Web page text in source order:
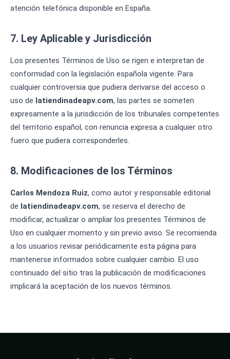
atención telefónica disponible en España.
7. Ley Aplicable y Jurisdicción
Los presentes Términos de Uso se rigen e interpretan de
conformidad con la legislación española vigente. Para
cualquier controversia que pudiera derivarse del acceso o
uso de latiendinadeapv.com, las partes se someten
expresamente a la jurisdicción de los tribunales competentes
del territorio español, con renuncia expresa a cualquier otro
fuero que pudiera corresponderles.
8. Modificaciones de los Términos
Carlos Mendoza Ruiz, como autor y responsable editorial
de latiendinadeapv.com, se reserva el derecho de
modificar, actualizar o ampliar los presentes Términos de
Uso en cualquier momento y sin previo aviso. Se recomienda
a los usuarios revisar periódicamente esta página para
mantenerse informados sobre cualquier cambio. El uso
continuado del sitio tras la publicación de modificaciones
implicará la aceptación de los nuevos términos.